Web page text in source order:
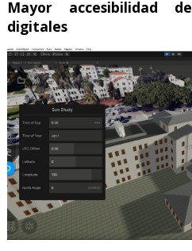
Mayor accesibilidad
digitales